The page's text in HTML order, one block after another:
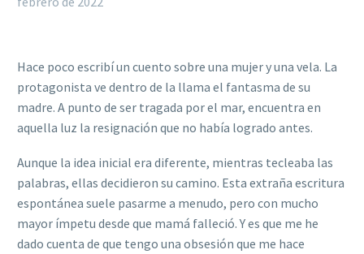
Hace poco escribí un cuento sobre una mujer y una vela. La
protagonista ve dentro de la llama el fantasma de su
madre. A punto de ser tragada por el mar, encuentra en
aquella luz la resignación que no había logrado antes.
Aunque la idea inicial era diferente, mientras tecleaba las
palabras, ellas decidieron su camino. Esta extraña escritura
espontánea suele pasarme a menudo, pero con mucho
mayor ímpetu desde que mamá falleció. Y es que me he
dado cuenta de que tengo una obsesión que me hace